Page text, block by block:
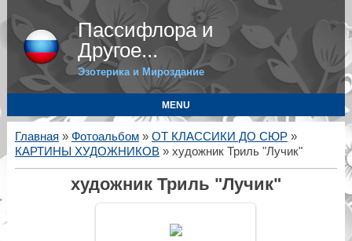
Пассифлора и
Другое...
Эзотерика и Мироздание
MENU
Главная » Фотоальбом» ОТ КЛАССИКИ ДО СЮР»
КАРТИНЫ ХУДОЖНИКОВ» художник Триль "Лучик"
художник Триль "Лучик"